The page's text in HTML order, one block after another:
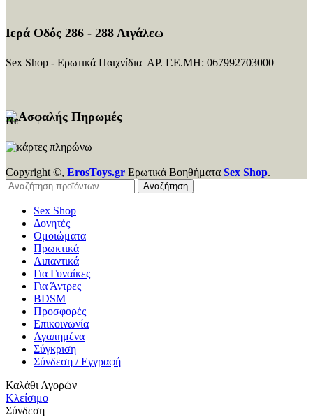
Ιερά Οδός 286 - 288 Αιγάλεω
Sex Shop - Ερωτικά Παιχνίδια ΑΡ. Γ.Ε.ΜΗ: 067992703000
Ασφαλής Πηρωμές
Copyright ©, ErosToys.gr Ερωτικά Βοηθήματα Sex Shop.
Αναζήτηση
Sex Shop
Δονητές
Ομοιώματα
Πρωκτικά
Λιπαντικά
Για Γυναίκες
Για Άντρες
BDSM
Προσφορές
Επικοινωνία
Αγαπημένα
Σύγκριση
Σύνδεση / Εγγραφή
Καλάθι Αγορών
Κλείσιμο
Σύνδεση